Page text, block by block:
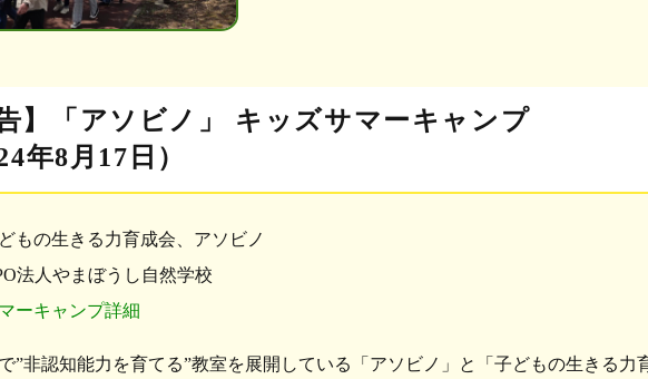
】「アソビノ」 キッズサマーキャンプ
年8月17日）
もの生きる力育成会、アソビノ
法人やまぼうし自然学校
ーキャンプ詳細
”非認知能力を育てる”教室を展開している「アソビノ」と「子どもの生きる力